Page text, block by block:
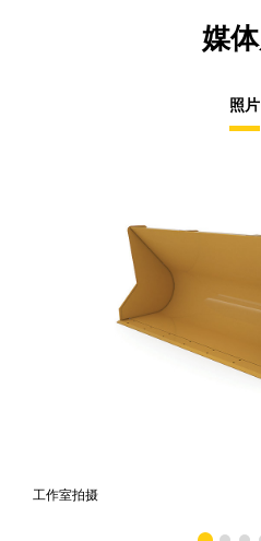
媒
照片
工作室拍摄